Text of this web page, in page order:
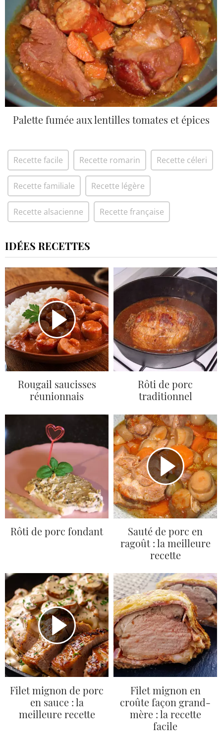
Palette fumée aux lentilles tomates et épices
Recette facile Recette romarin Recette céleri
Recette familiale Recette légère
Recette alsacienne Recette française
IDÉES RECETTES
Rougail saucisses
réunionnais
Rôti de porc
traditionnel
Rôti de porc fondant
Sauté de porc en
ragoût : la meilleure
recette
Filet mignon de porc
en sauce : la
meilleure recette
Filet mignon en
croûte façon grand-
mère : la recette
facile